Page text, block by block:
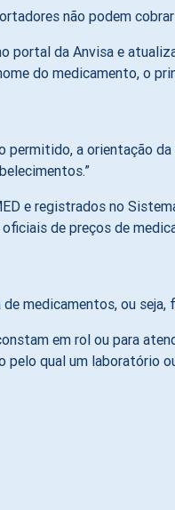
não podem
da Anvisa e
do medicamento, o
a orientação da
e registrados no
de preços de
medicamentos, ou seja,
em rol ou para
qual um laboratório